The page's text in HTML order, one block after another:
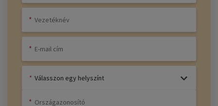
Válasszon egy helyszínt